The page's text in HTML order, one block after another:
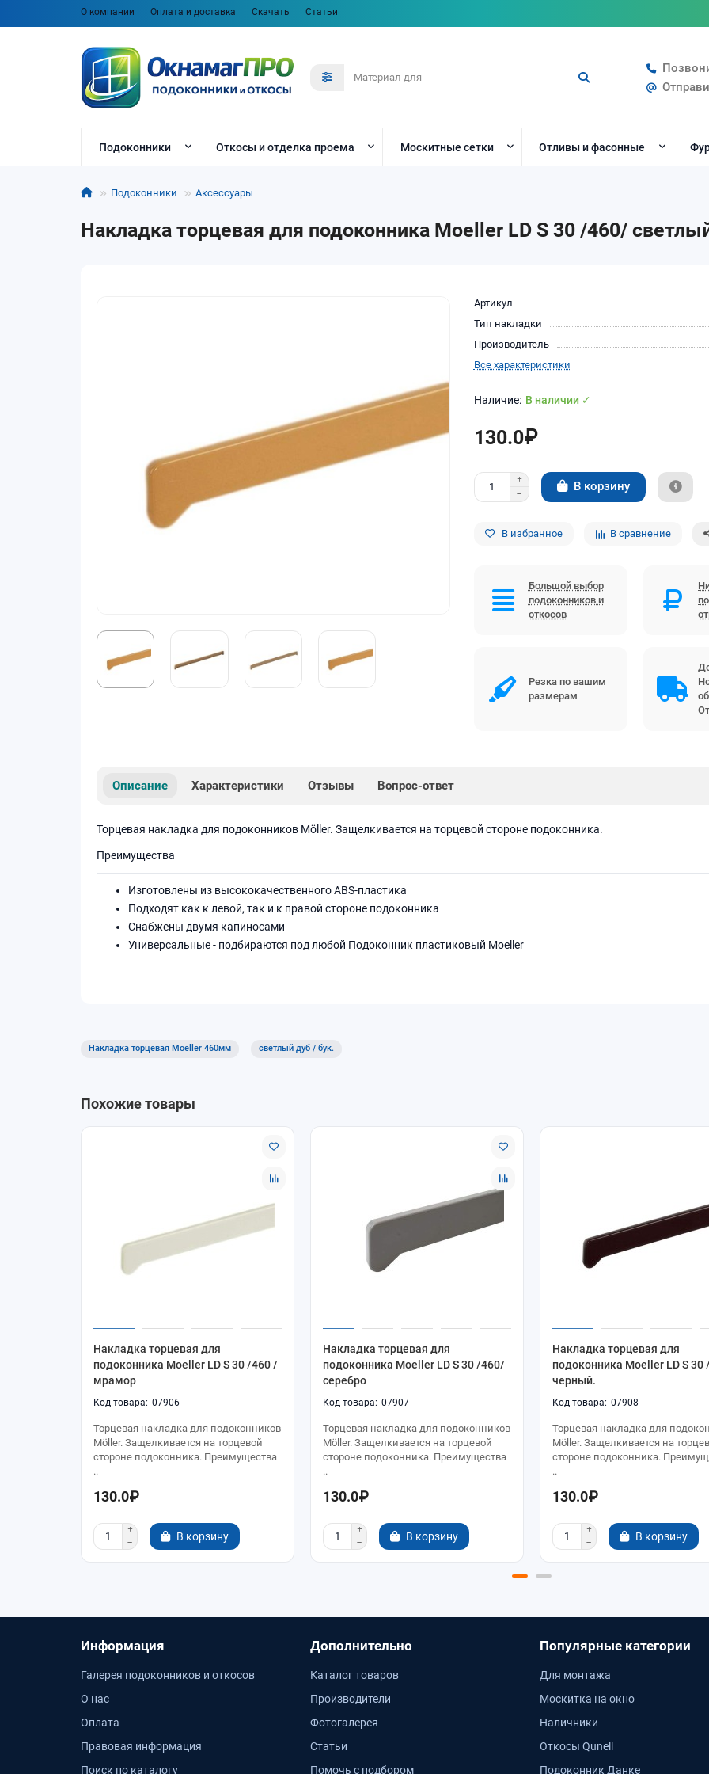
О компании Оплата и доставка Скачать Статьи
Подоконники Откосы и отделка проема Москитные сетки Отливы и фасонные
Подоконники Аксессуары
Накладка торцевая для подоконника Moeller LD S 30 /460/
Артикул
Тип накладки
Производитель
Все характеристики
В наличии ✓
130.0₽
В корзину
В избранное В сравнение
Большой выбор
подоконников и
откосов
Резка по вашим
размерам
Описание Характеристики Отзывы Вопрос-ответ
Торцевая накладка для подоконников Möller. Защелкивается на торцевой стороне подоконника.
Преимущества
Изготовлены из высококачественного ABS-пластика
Подходят как к левой, так и к правой стороне подоконника
Снабжены двумя капиносами
Универсальные - подбираются под любой Подоконник пластиковый Moeller
Накладка торцевая Moeller 460мм светлый дуб / бук.
Похожие товары
Накладка торцевая для
подоконника Moeller LD S 30 /460 /
мрамор
07906
Торцевая накладка для подоконников
Möller. Защелкивается на торцевой
стороне подоконника. Преимущества
..
130.0₽
В корзину
Накладка торцевая для
подоконника Moeller LD S 30 /460/
серебро
07907
Торцевая накладка для подоконников
Möller. Защелкивается на торцевой
стороне подоконника. Преимущества
..
130.0₽
В корзину
Накладка торцевая для
подоконника Moeller LD S 30
черный.
07908
Торцевая накладка для
Möller. Защелкивается на
стороне подоконника.
..
130.0₽
В корзину
Информация
Галерея подоконников и откосов
О нас
Оплата
Правовая информация
Поиск по каталогу
Дополнительно
Каталог товаров
Производители
Фотогалерея
Статьи
Помочь с подбором
Популярные категории
Для монтажа
Москитка на окно
Наличники
Откосы Qunell
Подоконник Данке